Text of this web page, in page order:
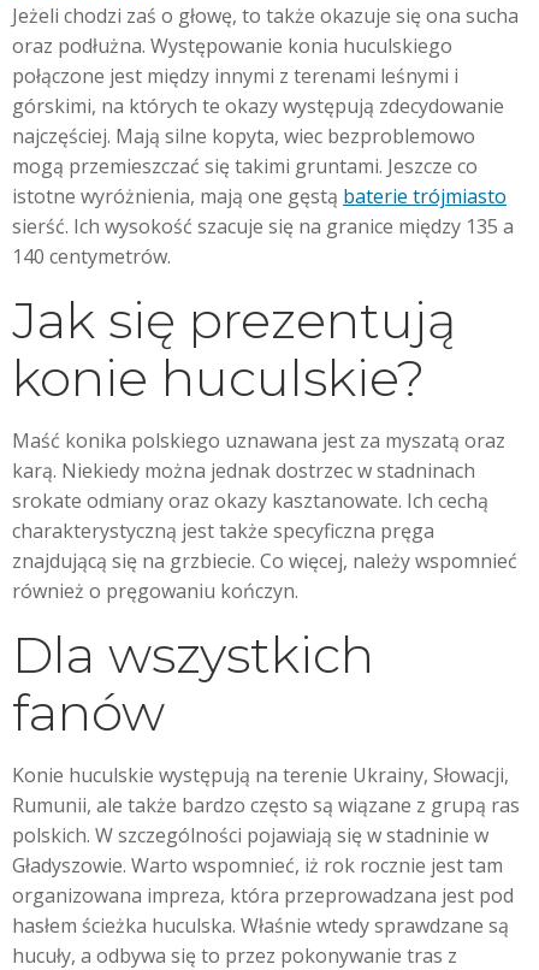
Jeżeli chodzi zaś o głowę, to także okazuje się ona sucha
oraz podłużna. Występowanie konia huculskiego
połączone jest między innymi z terenami leśnymi i
górskimi, na których te okazy występują zdecydowanie
najczęściej. Mają silne kopyta, wiec bezproblemowo
mogą przemieszczać się takimi gruntami. Jeszcze co
istotne wyróżnienia, mają one gęstą baterie trójmiasto
sierść. Ich wysokość szacuje się na granice między 135 a
140 centymetrów.
Jak się prezentują
konie huculskie?
Maść konika polskiego uznawana jest za myszatą oraz
karą. Niekiedy można jednak dostrzec w stadninach
srokate odmiany oraz okazy kasztanowate. Ich cechą
charakterystyczną jest także specyficzna pręga
znajdującą się na grzbiecie. Co więcej, należy wspomnieć
również o pręgowaniu kończyn.
Dla wszystkich
fanów
Konie huculskie występują na terenie Ukrainy, Słowacji,
Rumunii, ale także bardzo często są wiązane z grupą ras
polskich. W szczególności pojawiają się w stadninie w
Gładyszowie. Warto wspomnieć, iż rok rocznie jest tam
organizowana impreza, która przeprowadzana jest pod
hasłem ścieżka huculska. Właśnie wtedy sprawdzane są
hucuły, a odbywa się to przez pokonywanie tras z